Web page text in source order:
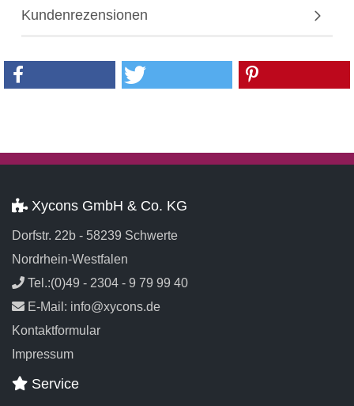
Kundenrezensionen
Xycons GmbH & Co. KG
Dorfstr. 22b - 58239 Schwerte
Nordrhein-Westfalen
Tel.:(0)49 - 2304 - 9 79 99 40
E-Mail: info@xycons.de
Kontaktformular
Impressum
Service